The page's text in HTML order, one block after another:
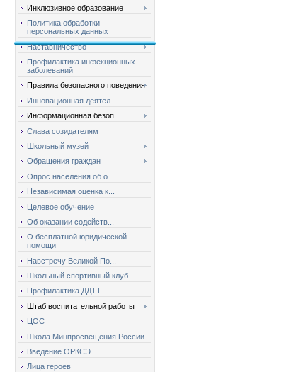
Инклюзивное образование
Политика обработки
персональных данных
Наставничество
Профилактика инфекционных
заболеваний
Правила безопасного поведения
Инновационная деятел...
Информационная безоп...
Слава созидателям
Школьный музей
Обращения граждан
Опрос населения об о...
Независимая оценка к...
Целевое обучение
Об оказании содейств...
О бесплатной юридической
помощи
Навстречу Великой По...
Школьный спортивный клуб
Профилактика ДДТТ
Штаб воспитательной работы
ЦОС
Школа Минпросвещения России
Введение ОРКСЭ
Лица героев